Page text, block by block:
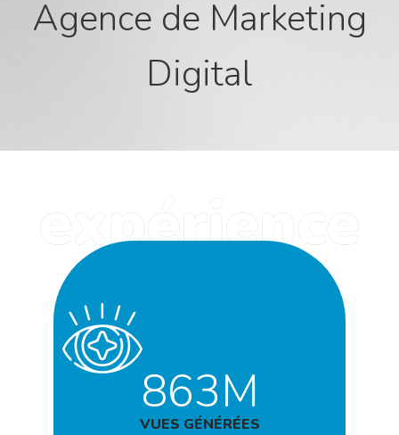
Agence de Marketing
Digital
863M
VUES GÉNÉRÉES